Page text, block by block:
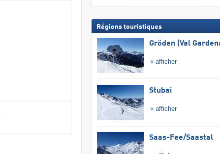
Régions touristiques
Gröden (Val
afficher
Stubai
afficher
Saas-Fee/​Saastal